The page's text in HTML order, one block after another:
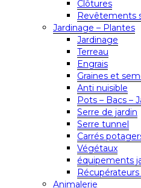
Clôtures
Revêtements
Jardinage – Plantes
Jardinage
Terreau
Engrais
Graines et
Anti nuisible
Pots – Bacs –
Serre de jardin
Serre tunnel
Carrés
Végétaux
équipements
Récupérateurs
Animalerie